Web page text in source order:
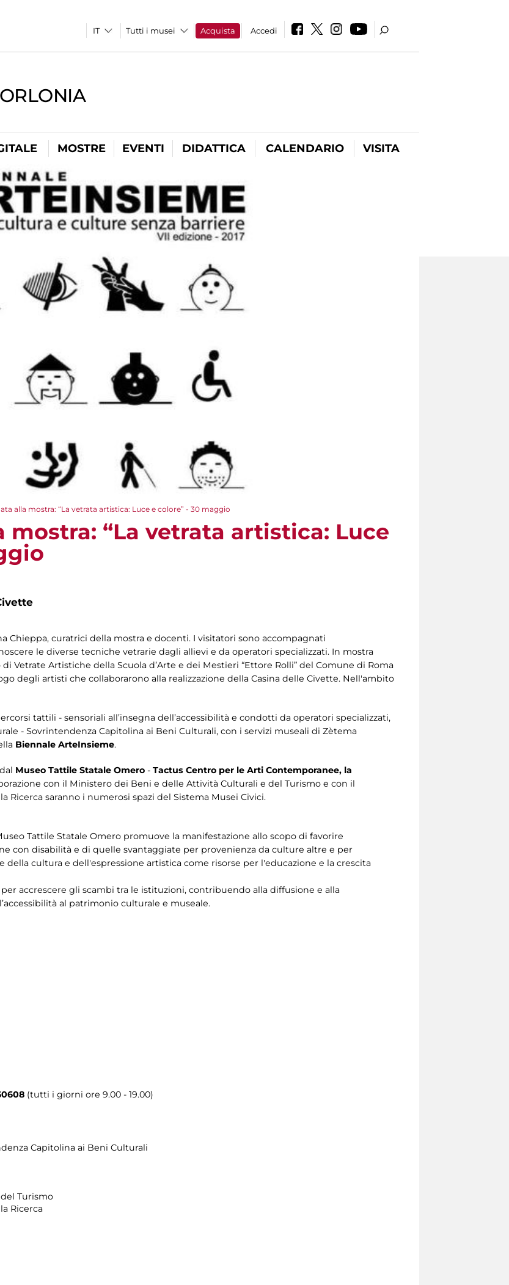
Tutti i musei Acquista Accedi
MOSTRE EVENTI DIDATTICA CALENDARIO VISITA
alla mostra: “La vetrata artistica: Luce e colore” - 30 maggio
“La vetrata artistica: Luce
Chieppa, curatrici della mostra e docenti. I visitatori sono accompagnati
le diverse tecniche vetrarie dagli allievi e da operatori specializzati. In mostra
Vetrate Artistiche della Scuola d’Arte e dei Mestieri “Ettore Rolli” del Comune di Roma
degli artisti che collaborarono alla realizzazione della Casina delle Civette. Nell'ambito
tattili - sensoriali all’insegna dell’accessibilità e condotti da operatori specializzati,
- Sovrintendenza Capitolina ai Beni Culturali, con i servizi museali di Zètema
Biennale ArteInsieme.
Museo Tattile Statale Omero - Tactus Centro per le Arti Contemporanee, la
con il Ministero dei Beni e delle Attività Culturali e del Turismo e con il
Ricerca saranno i numerosi spazi del Sistema Musei Civici.
Tattile Statale Omero promuove la manifestazione allo scopo di favorire
con disabilità e di quelle svantaggiate per provenienza da culture altre e per
della cultura e dell'espressione artistica come risorse per l'educazione e la crescita
accrescere gli scambi tra le istituzioni, contribuendo alla diffusione e alla
al patrimonio culturale e museale.
(tutti i giorni ore 9.00 - 19.00)
Capitolina ai Beni Culturali
Turismo
Ricerca